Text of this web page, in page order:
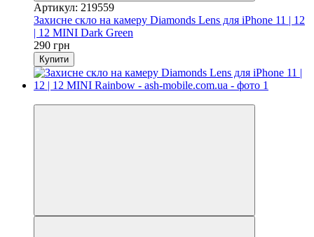
Артикул: 219559
Захисне скло на камеру Diamonds Lens для iPhone 11 | 12
| 12 MINI Dark Green
290 грн
Купити